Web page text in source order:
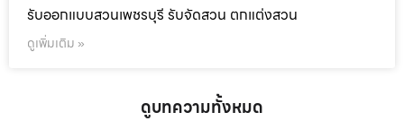
รับออกแบบสวนเพชรบุรี รับจัดสวน ตกแต่งสวน
ดูเพิ่มเติม »
ดูบทความทั้งหมด